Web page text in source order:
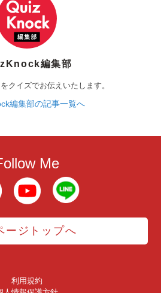
編集部
クイズでお伝えいたします。
編集部の記事一覧へ
Me
ージトップへ
利用規約